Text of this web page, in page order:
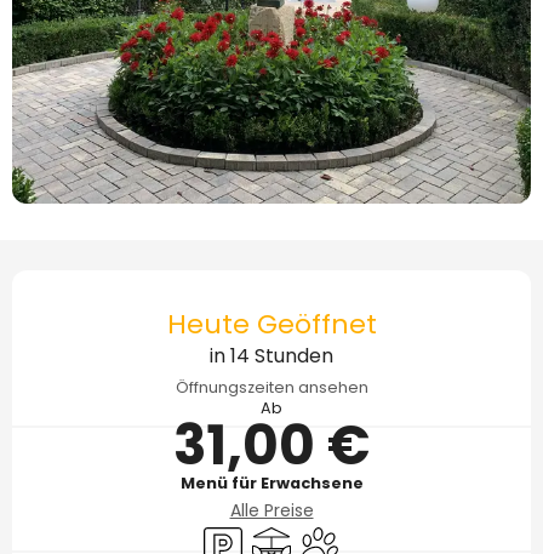
Heute Geöffnet
in 14 Stunden
Öffnungszeiten ansehen
Ab
31,00 €
Menü für Erwachsene
Alle Preise
ParkplatzTerrasseTiere erlaubt